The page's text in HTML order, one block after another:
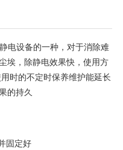
电设备的一种，对于消除难
埃，除静电效果快，使用方
时的不定时保养维护能延长
的持久
固定好